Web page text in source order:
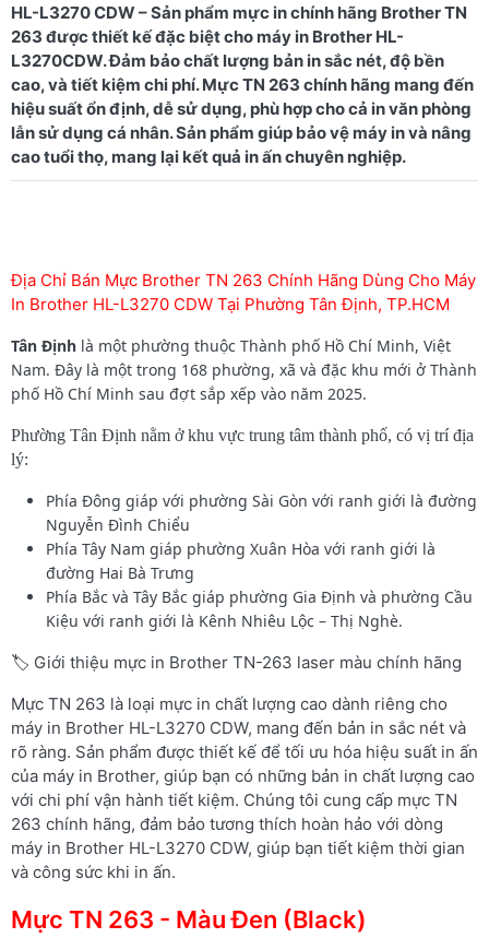
HL-L3270 CDW – Sản phẩm mực in chính hãng Brother TN
263 được thiết kế đặc biệt cho máy in Brother HL-
L3270CDW. Đảm bảo chất lượng bản in sắc nét, độ bền
cao, và tiết kiệm chi phí. Mực TN 263 chính hãng mang đến
hiệu suất ổn định, dễ sử dụng, phù hợp cho cả in văn phòng
lẫn sử dụng cá nhân. Sản phẩm giúp bảo vệ máy in và nâng
Địa Chỉ Bán Mực Brother TN 263 Chính Hãng Dùng Cho Máy
In Brother HL-L3270 CDW Tại Phường Tân Định, TP.HCM
Tân Định là một phường thuộc Thành phố Hồ Chí Minh, Việt
Nam. Đây là một trong 168 phường, xã và đặc khu mới ở Thành
phố Hồ Chí Minh sau đợt sắp xếp vào năm 2025.
Phường Tân Định nằm ở khu vực trung tâm thành phố, có vị trí địa
lý:
Phía Đông giáp với phường Sài Gòn với ranh giới là đường
Nguyễn Đình Chiểu
Phía Tây Nam giáp phường Xuân Hòa với ranh giới là
đường Hai Bà Trưng
Phía Bắc và Tây Bắc giáp phường Gia Định và phường Cầu
Kiệu với ranh giới là Kênh Nhiêu Lộc – Thị Nghè.
🏷️ Giới thiệu mực in Brother TN-263 laser màu chính hãng
Mực TN 263 là loại mực in chất lượng cao dành riêng cho
máy in Brother HL-L3270 CDW, mang đến bản in sắc nét và
rõ ràng. Sản phẩm được thiết kế để tối ưu hóa hiệu suất in ấn
của máy in Brother, giúp bạn có những bản in chất lượng cao
với chi phí vận hành tiết kiệm. Chúng tôi cung cấp mực TN
263 chính hãng, đảm bảo tương thích hoàn hảo với dòng
máy in Brother HL-L3270 CDW, giúp bạn tiết kiệm thời gian
và công sức khi in ấn.
Mực TN 263 - Màu Đen (Black)